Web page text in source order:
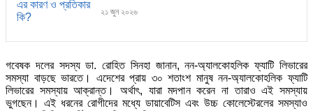
২১ জুন ২০২৬
গবেষক দলের সদস্য ডা. রোহিত সিনহা জানান, নন-অ্যালকোহলিক ফ্যাটি লিভারের
সমস্যা বাড়ছে ভারতে। এদেশের প্রায় ৩০ শতাংশ মানুষ নন-অ্যালকোহলিক ফ্যাটি
লিভারের সমস্যায় আক্রান্ত। অর্থাৎ, যারা মদপান করেন না তারাও এই সমস্যায়
ভুগছেন। এই ধরনের রোগীদের মধ্যে ডায়াবেটিস এবং উচ্চ কোলেস্টেরলের সমস্যাও